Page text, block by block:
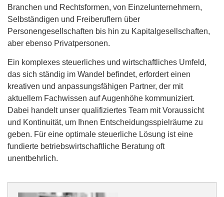
Branchen und Rechtsformen, von Einzelunternehmern,
Selbständigen und Freiberuflern über
Personengesellschaften bis hin zu Kapitalgesellschaften,
aber ebenso Privatpersonen.
Ein komplexes steuerliches und wirtschaftliches Umfeld,
das sich ständig im Wandel befindet, erfordert einen
kreativen und anpassungsfähigen Partner, der mit
aktuellem Fachwissen auf Augenhöhe kommuniziert.
Dabei handelt unser qualifiziertes Team mit Voraussicht
und Kontinuität, um Ihnen Entscheidungsspielräume zu
geben. Für eine optimale steuerliche Lösung ist eine
fundierte betriebswirtschaftliche Beratung oft
unentbehrlich.